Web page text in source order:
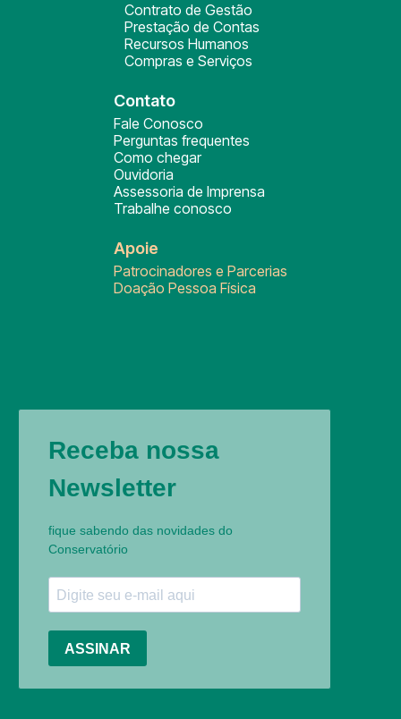
Contrato de Gestão
Prestação de Contas
Recursos Humanos
Compras e Serviços
Contato
Fale Conosco
Perguntas frequentes
Como chegar
Ouvidoria
Assessoria de Imprensa
Trabalhe conosco
Apoie
Patrocinadores e Parcerias
Doação Pessoa Física